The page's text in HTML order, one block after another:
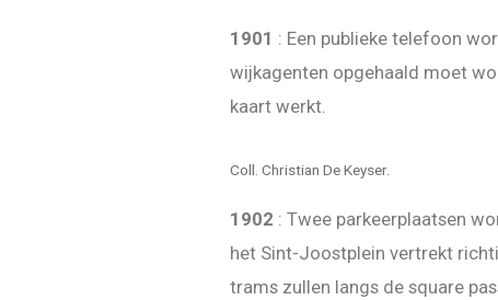
1901 : Een publieke telefoon
wijkagenten opgehaald moet
kaart werkt.
Coll. Christian De Keyser.
1902 : Twee parkeerplaatsen
het Sint-Joostplein vertrekt
trams zullen langs de square